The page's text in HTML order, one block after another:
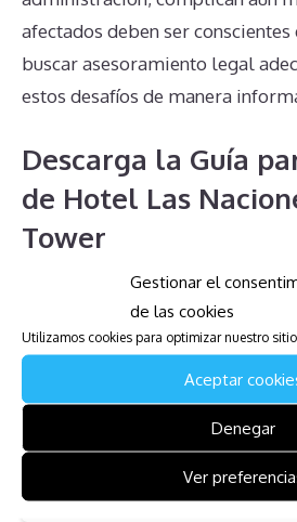
Gestionar el
de las cookies
Utilizamos cookies para optimizar nuestro
Aceptar
Denegar
Ver
afectados deben ser conscientes
buscar asesoramiento legal
estos desafíos de manera
Descarga la Guía
de Hotel Las
Tower
Aquí podrá descargar una guía
derecho de aprovechamiento
inmuebles.
Pacific Grove Plaza